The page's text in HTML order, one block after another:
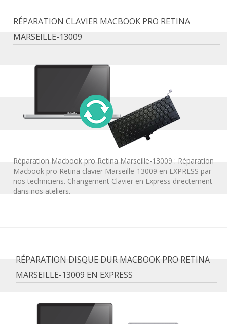
RÉPARATION CLAVIER MACBOOK PRO RETINA
MARSEILLE-13009
Réparation Macbook pro Retina Marseille-13009 : Réparation
Macbook pro Retina clavier Marseille-13009 en EXPRESS par
nos techniciens. Changement Clavier en Express directement
dans nos ateliers.
RÉPARATION DISQUE DUR MACBOOK PRO RETINA
MARSEILLE-13009 EN EXPRESS